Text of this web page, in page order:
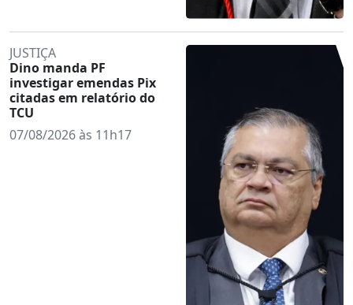
JUSTIÇA
Dino manda PF
investigar emendas Pix
citadas em relatório do
TCU
07/08/2026 às 11h17